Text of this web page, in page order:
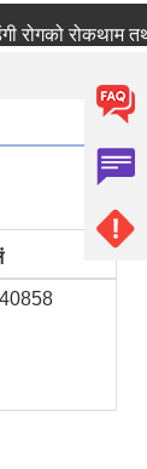
रोकथाम तथा